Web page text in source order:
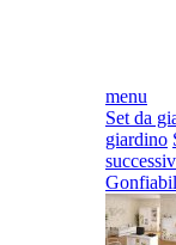
menu
Set da
giardino